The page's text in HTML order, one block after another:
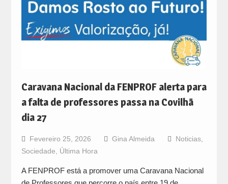
Caravana Nacional da FENPROF alerta para
a falta de professores passa na Covilhã
dia 27
Fevereiro 25, 2026 Gina Almeida Noticias,
Sociedade
Última Hora
A FENPROF está a promover uma Caravana Nacional